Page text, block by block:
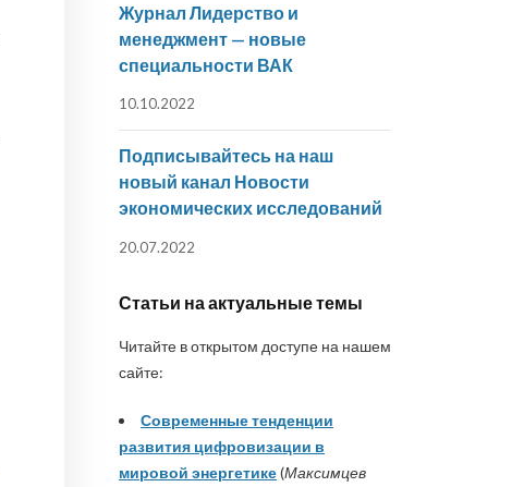
Журнал Лидерство и
менеджмент — новые
специальности ВАК
10.10.2022
Подписывайтесь на наш
новый канал Новости
экономических исследований
20.07.2022
Статьи на актуальные темы
Читайте в открытом доступе на нашем
сайте:
Современные тенденции
развития цифровизации в
мировой энергетике(Максимцев